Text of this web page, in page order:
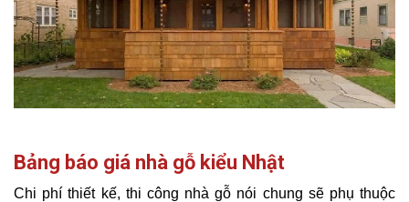
Bảng báo giá nhà gỗ kiểu Nhật
Chi phí thiết kế, thi công nhà gỗ nói chung sẽ phụ thuộc